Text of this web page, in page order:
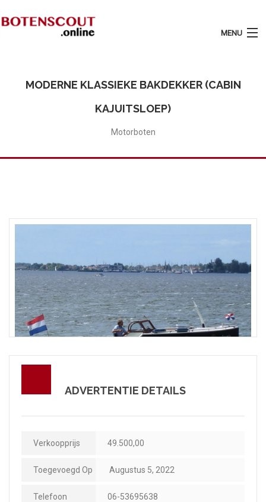
MENU
Plaats Advertentie
MODERNE KLASSIEKE BAKDEKKER (CABIN
KAJUITSLOEP)
Motorboten
ADVERTENTIE DETAILS
Verkoopprijs 49.500,00
Toegevoegd Op Augustus 5, 2022
Telefoon 06-53695638